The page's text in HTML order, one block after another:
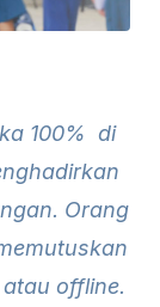
100% di
Orang
offline.